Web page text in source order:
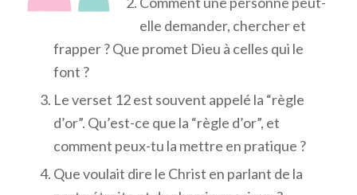
elle demander, chercher et
frapper ? Que promet Dieu à celles qui le
font ?
Le verset 12 est souvent appelé la “règle
d’or”. Qu’est-ce que la “règle d’or”, et
comment peux-tu la mettre en pratique ?
Que voulait dire le Christ en parlant de la